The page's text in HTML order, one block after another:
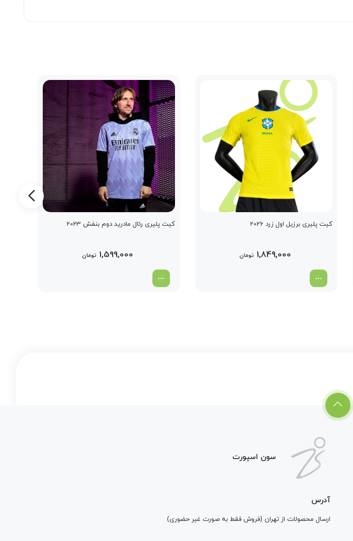
کیت پلیری برزیل اول زرد 2026
1,849,000 تومان
کیت پلیری رئال مادرید دوم بنفش 2023
1,599,000 تومان
سون اسپورت
آدرس
ارسال محصولات از تهران (فروش فقط به صورت غیر حضوری)